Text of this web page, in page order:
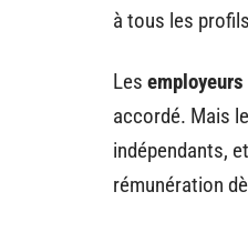
à tous les
Les employeurs
accordé. Mais
indépendants,
rémunération